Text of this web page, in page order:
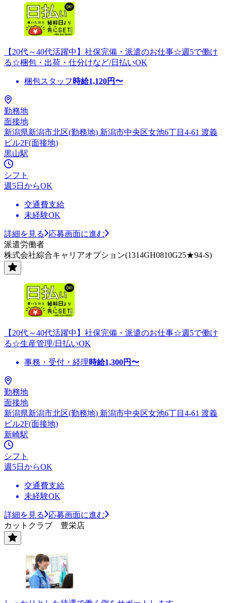
【20代～40代活躍中】社保完備・派遣のお仕事☆週5で働け
る☆梱包・出荷・仕分けなど/日払いOK
梱包スタッフ 時給1,120円〜
勤務地
面接地
新潟県新潟市北区(勤務地) 新潟市中央区女池6丁目4-61 渡義
ビル2F(面接地)
黒山駅
シフト
週5日からOK
交通費支給
未経験OK
詳細を見る
応募画面に進む
派遣労働者
株式会社綜合キャリアオプション(1314GH0810G25★94-S)
【20代～40代活躍中】社保完備・派遣のお仕事☆週5で働け
る☆生産管理/日払いOK
事務・受付・経理時給1,300円〜
勤務地
面接地
新潟県新潟市北区(勤務地) 新潟市中央区女池6丁目4-61 渡義
ビル2F(面接地)
新崎駅
シフト
週5日からOK
交通費支給
未経験OK
詳細を見る
応募画面に進む
カットクラブ 豊栄店